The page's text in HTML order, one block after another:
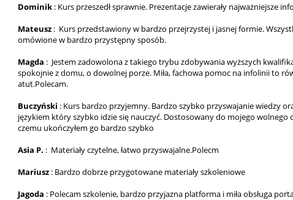
Dominik : Kurs przeszedł sprawnie. Prezentacje zawierały najważniejsze
Mateusz : Kurs przedstawiony w bardzo przejrzystej i jasnej formie.
omówione w bardzo przystępny sposób.
Magda : Jestem zadowolona z takiego trybu zdobywania wyższych
spokojnie z domu, o dowolnej porze. Miła, fachowa pomoc na infolinii to
atut.Polecam.
Buczyński : Kurs bardzo przyjemny. Bardzo szybko przyswajanie wiedzy
językiem który szybko idzie się nauczyć. Dostosowany do mojego wolnego
czemu ukończyłem go bardzo szybko
Asia P. : Materiały czytelne, łatwo przyswajalne.Polecm
Mariusz : Bardzo dobrze przygotowane materiały szkoleniowe
Jagoda : Polecam szkolenie, bardzo przyjazna platforma i miła obsługa